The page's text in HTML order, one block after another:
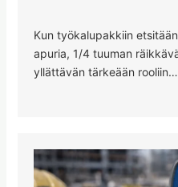
Kun työkalupakkiin
apuria, 1/4 tuuman
yllättävän tärkeään